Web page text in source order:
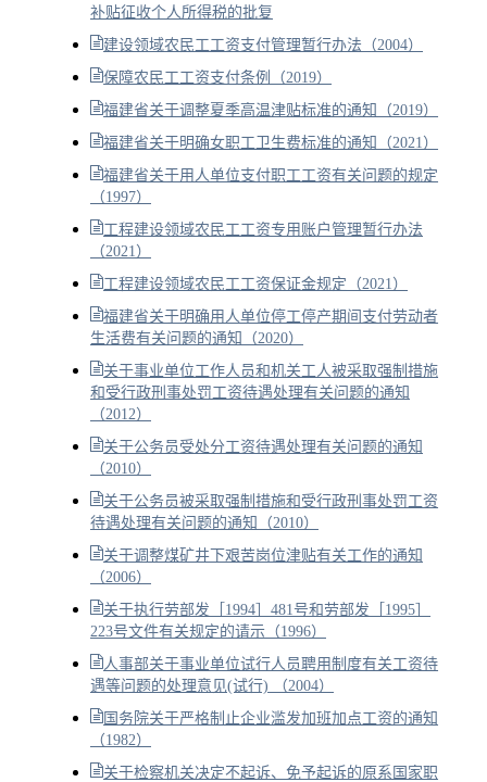
补贴征收个人所得税的批复
建设领域农民工工资支付管理暂行办法（2004）
保障农民工工资支付条例（2019）
福建省关于调整夏季高温津贴标准的通知（2019）
福建省关于明确女职工卫生费标准的通知（2021）
福建省关于用人单位支付职工工资有关问题的规定
（1997）
工程建设领域农民工工资专用账户管理暂行办法
（2021）
工程建设领域农民工工资保证金规定（2021）
福建省关于明确用人单位停工停产期间支付劳动者
生活费有关问题的通知（2020）
关于事业单位工作人员和机关工人被采取强制措施
和受行政刑事处罚工资待遇处理有关问题的通知
（2012）
关于公务员受处分工资待遇处理有关问题的通知
（2010）
关于公务员被采取强制措施和受行政刑事处罚工资
待遇处理有关问题的通知（2010）
关于调整煤矿井下艰苦岗位津贴有关工作的通知
（2006）
关于执行劳部发［1994］481号和劳部发［1995］
223号文件有关规定的请示（1996）
人事部关于事业单位试行人员聘用制度有关工资待
遇等问题的处理意见(试行) （2004）
国务院关于严格制止企业滥发加班加点工资的通知
（1982）
关于检察机关决定不起诉、免予起诉的原系国家职